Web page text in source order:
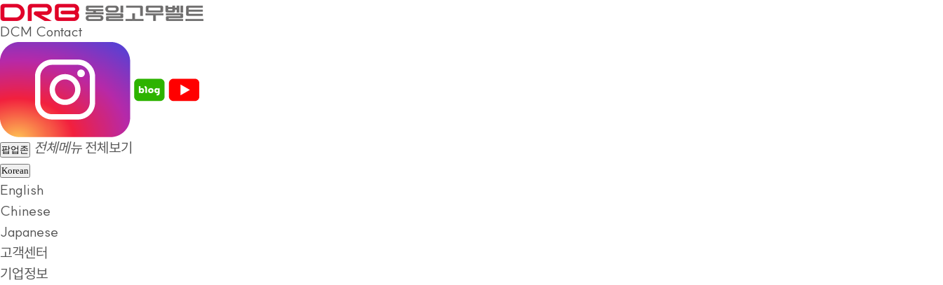
DCM Contact
팝업존 전체메뉴 전체보기
Korean
English
Chinese
Japanese
고객센터
기업정보